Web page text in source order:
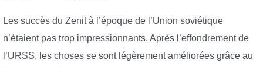
Les succès du Zenit à l’époque de l’Union soviétique
n’étaient pas trop impressionnants. Après l’effondrement de
l’URSS, les choses se sont légèrement améliorées grâce au